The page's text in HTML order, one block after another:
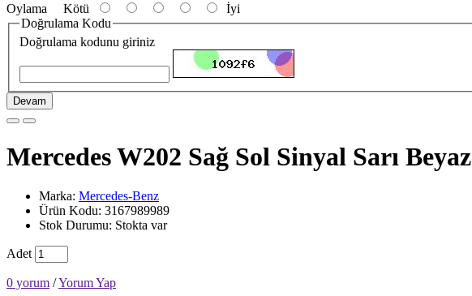
Oylama Kötü
İyi
Doğrulama Kodu
Doğrulama kodunu giriniz
Devam
Mercedes W202 Sağ Sol Sinyal Sarı Beyaz
Marka: Mercedes-Benz
Ürün Kodu: 3167989989
Stok Durumu: Stokta var
Adet
0 yorum /Yorum Yap